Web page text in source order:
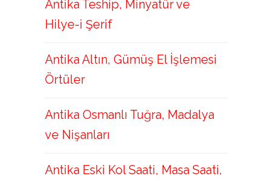
Antika Teship, Minyatür ve
Hilye-i Şerif
Antika Altın, Gümüş El İşlemesi
Örtüler
Antika Osmanlı Tuğra, Madalya
ve Nişanları
Antika Eski Kol Saati, Masa Saati,